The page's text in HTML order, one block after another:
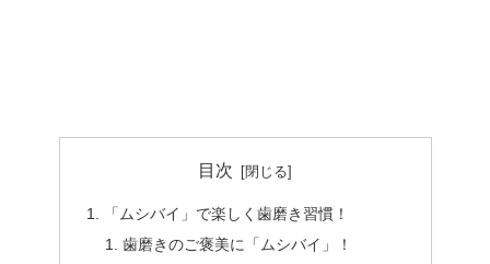
目次
「ムシバイ」で楽しく歯磨き習慣！
歯磨きのご褒美に「ムシバイ」！